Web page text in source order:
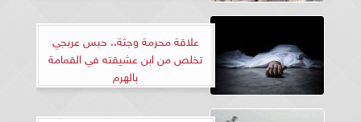
علاقة محرمة وجثة.. حبس عربجي
تخلص من ابن عشيقته في القمامة
بالهرم